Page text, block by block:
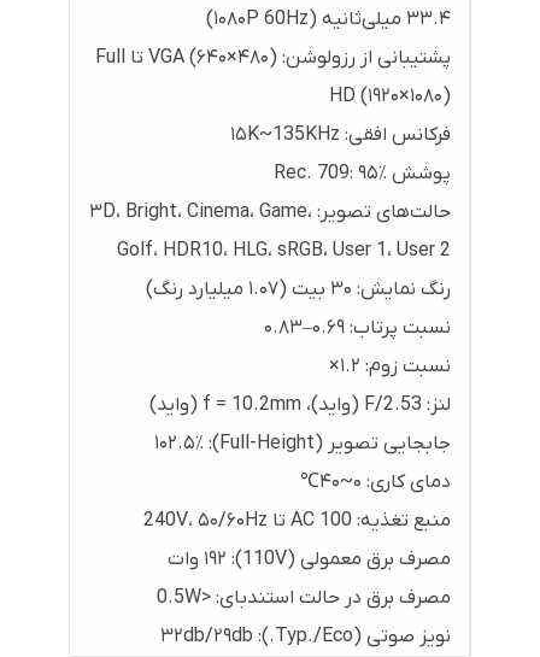
۳۳.۴ میلی‌ثانیه (۱۰۸۰P 60Hz)
پشتیبانی از رزولوشن: VGA (۶۴۰×۴۸۰) تا Full
HD (۱۹۲۰×۱۰۸۰)
فرکانس افقی: ۱۵K~135KHz
پوشش Rec. 709: ۹۵٪
حالت‌های تصویر: ۳D، Bright، Cinema، Game،
Golf، HDR10، HLG، sRGB، User 1، User 2
رنگ نمایش: ۳۰ بیت (۱.۰۷ میلیارد رنگ)
نسبت پرتاب: ۰.۶۹–۰.۸۳
نسبت زوم: ۱.۲×
لنز: F/2.53 (واید)، f = 10.2mm (واید)
جابجایی تصویر (Full-Height): ۱۰۲.۵٪
دمای کاری: ۰~۴۰℃
منبع تغذیه: AC 100 تا 240V، ۵۰/۶۰Hz
مصرف برق معمولی (110V): ۱۹۲ وات
مصرف برق در حالت استندبای: <0.5W
نویز صوتی (Typ./Eco.): ۳۲db/۲۹db